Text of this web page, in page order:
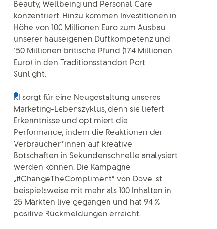
Beauty, Wellbeing und Personal Care
konzentriert. Hinzu kommen Investitionen in
Höhe von 100 Millionen Euro zum Ausbau
unserer hauseigenen Duftkompetenz und
150 Millionen britische Pfund (174 Millionen
Euro) in den Traditionsstandort Port
Sunlight.
KI sorgt für eine Neugestaltung unseres
Marketing-Lebenszyklus, denn sie liefert
Erkenntnisse und optimiert die
Performance, indem die Reaktionen der
Verbraucher*innen auf kreative
Botschaften in Sekundenschnelle analysiert
werden können. Die Kampagne
„#ChangeTheCompliment“ von Dove ist
beispielsweise mit mehr als 100 Inhalten in
25 Märkten live gegangen und hat 94 %
positive Rückmeldungen erreicht.